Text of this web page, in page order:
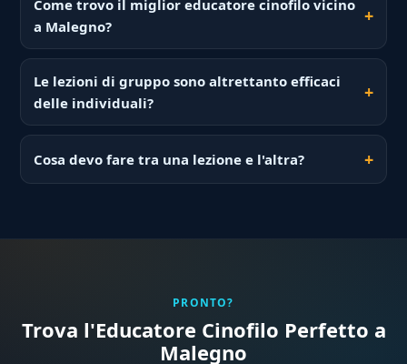
Come trovo il miglior educatore cinofilo vicino
a Malegno?
Le lezioni di gruppo sono altrettanto efficaci
delle individuali?
Cosa devo fare tra una lezione e l'altra?
PRONTO?
Trova l'Educatore Cinofilo Perfetto a
Malegno